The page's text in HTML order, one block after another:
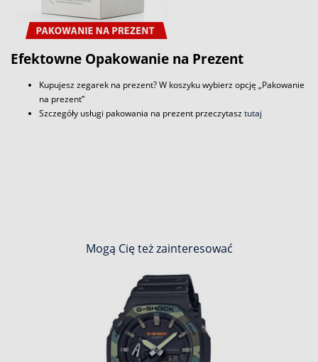
Efektowne Opakowanie na Prezent
Kupujesz zegarek na prezent? W koszyku wybierz opcję „Pakowanie
na prezent”
Szczegóły usługi pakowania na prezent przeczytasztutaj
Mogą Cię też zainteresować